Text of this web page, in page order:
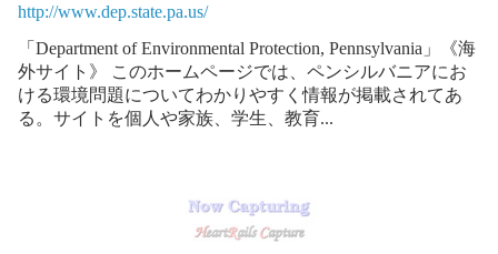
http://www.dep.state.pa.us/
「Department of Environmental Protection, Pennsylvania」《海
外サイト》 このホームページでは、ペンシルバニアにお
ける環境問題についてわかりやすく情報が掲載されてあ
る。サイトを個人や家族、学生、教育...